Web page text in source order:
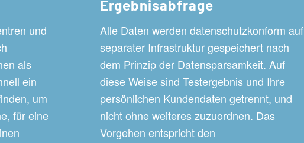
und
als
ein
um
für eine
Ergebnisabfrage
Alle Daten werden datenschutzkonform auf
separater Infrastruktur gespeichert nach
dem Prinzip der Datensparsamkeit. Auf
diese Weise sind Testergebnis und Ihre
persönlichen Kundendaten getrennt, und
nicht ohne weiteres zuzuordnen. Das
Vorgehen entspricht den